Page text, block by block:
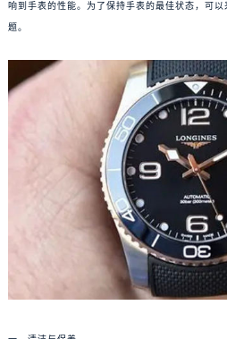
响到手表的性能。为了保持手表的最佳状态，可
题。